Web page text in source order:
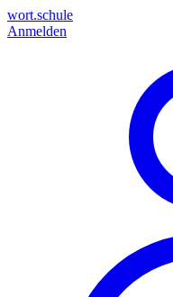
wort.schule
Anmelden